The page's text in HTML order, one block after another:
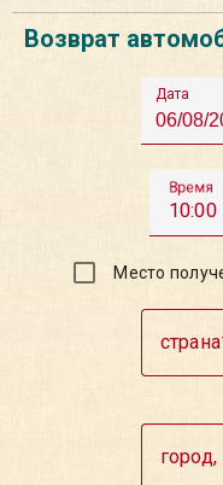
Возврат
Дата
Время
10:00
Место
страна